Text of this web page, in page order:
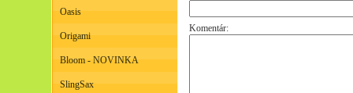
Oasis
Origami
Bloom - NOVINKA
SlingSax
Komentár: